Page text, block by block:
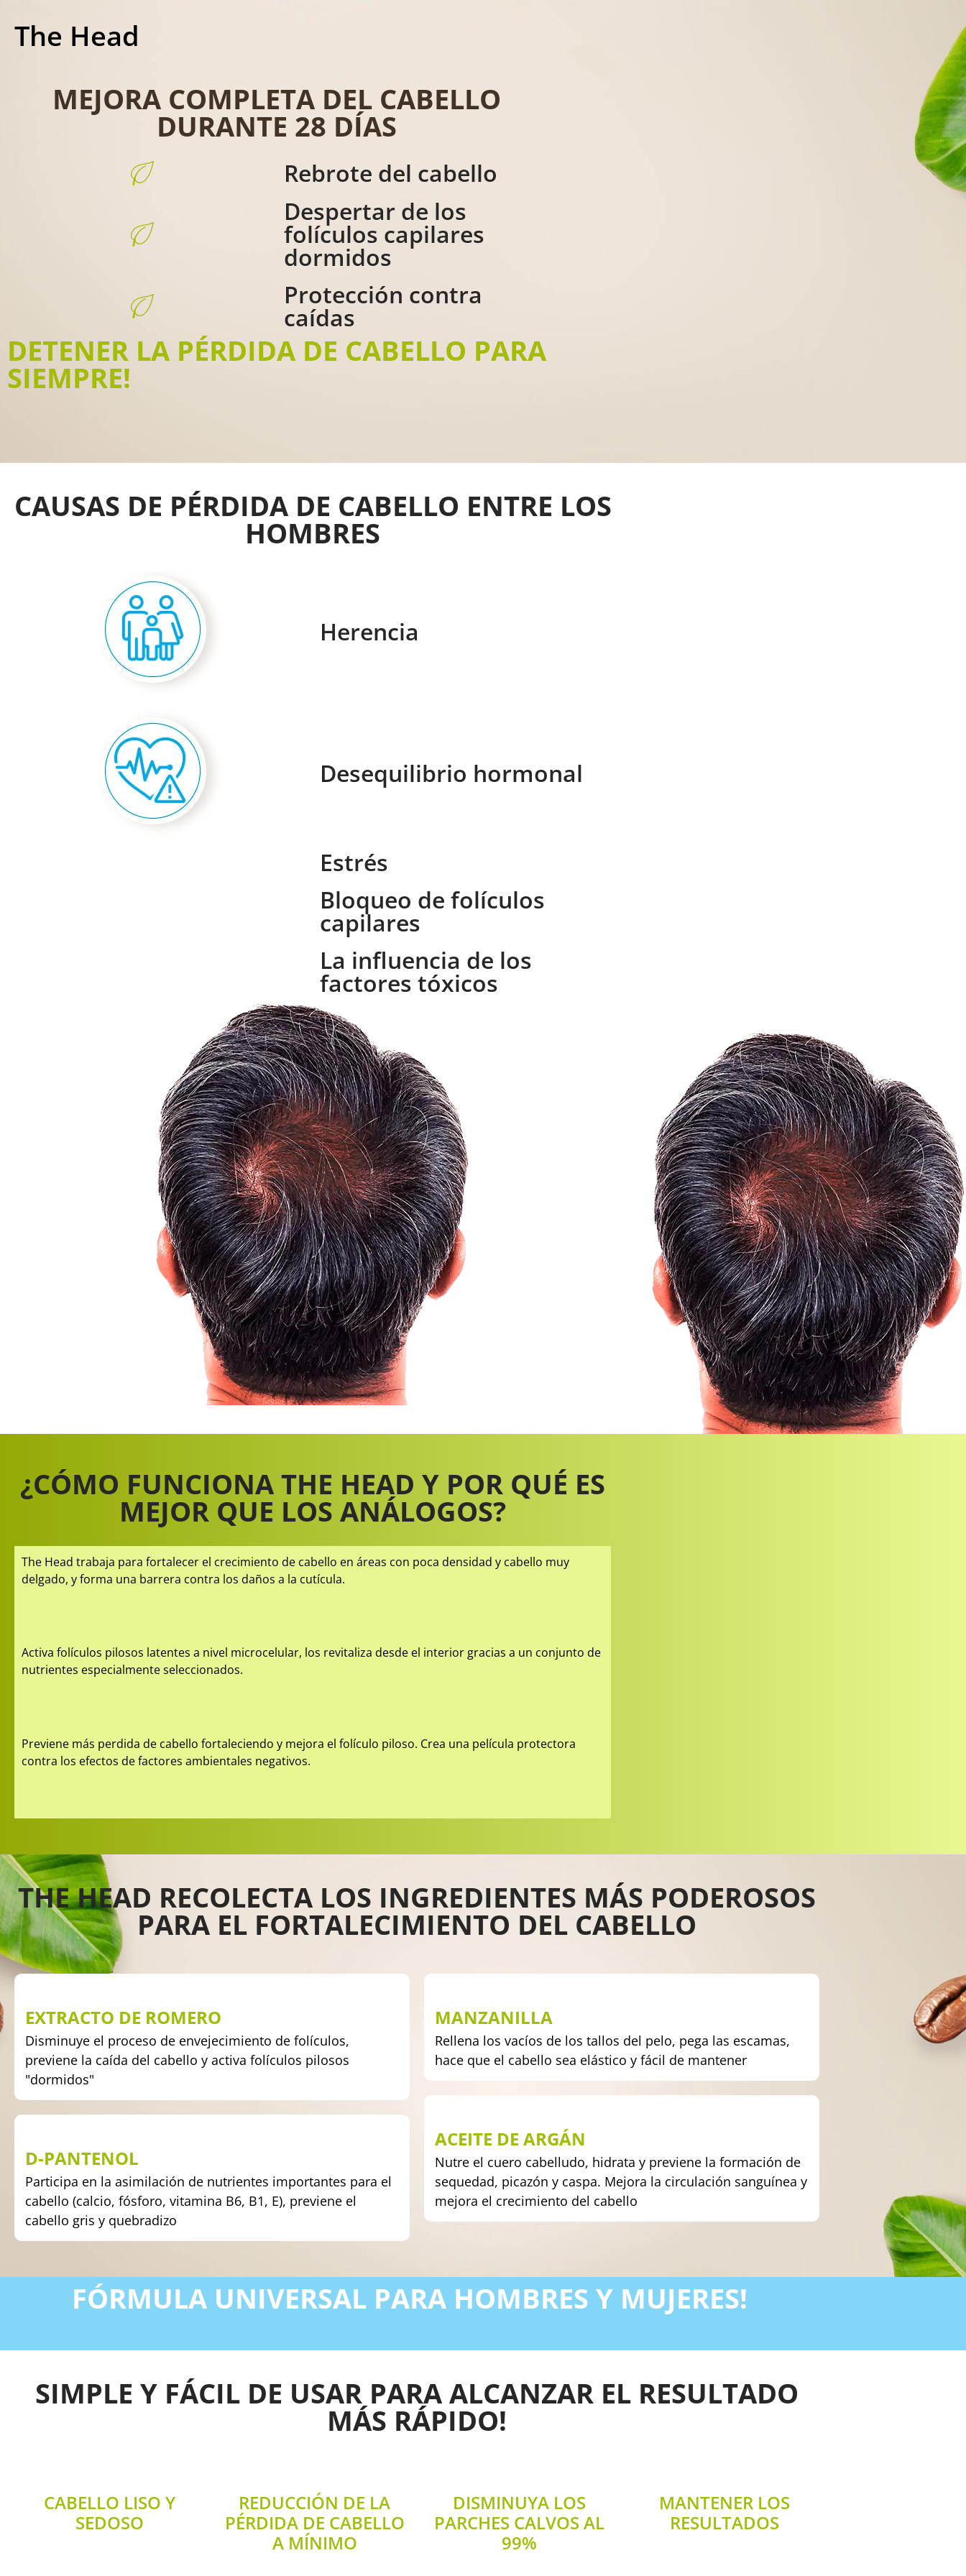
The Head
MEJORA COMPLETA DEL CABELLO
DURANTE 28 DÍAS
Rebrote del cabello
Despertar de los
folículos capilares
dormidos
Protección contra
caídas
DETENER LA PÉRDIDA DE CABELLO PARA
SIEMPRE!
CAUSAS DE PÉRDIDA DE CABELLO ENTRE LOS
HOMBRES
Herencia
Desequilibrio hormonal
Estrés
Bloqueo de folículos
capilares
La influencia de los
factores tóxicos
¿CÓMO FUNCIONA THE HEAD Y POR QUÉ ES
MEJOR QUE LOS ANÁLOGOS?
The Head trabaja para fortalecer el crecimiento de cabello en áreas con poca densidad y cabello muy
delgado, y forma una barrera contra los daños a la cutícula.
Activa folículos pilosos latentes a nivel microcelular, los revitaliza desde el interior gracias a un conjunto de
nutrientes especialmente seleccionados.
Previene más perdida de cabello fortaleciendo y mejora el folículo piloso. Crea una película protectora
contra los efectos de factores ambientales negativos.
THE HEAD RECOLECTA LOS INGREDIENTES MÁS PODEROSOS
PARA EL FORTALECIMIENTO DEL CABELLO
EXTRACTO DE ROMERO
Disminuye el proceso de envejecimiento de folículos,
previene la caída del cabello y activa folículos pilosos
"dormidos"
D-PANTENOL
Participa en la asimilación de nutrientes importantes para el
cabello (calcio, fósforo, vitamina B6, B1, E), previene el
cabello gris y quebradizo
MANZANILLA
Rellena los vacíos de los tallos del pelo, pega las escamas,
hace que el cabello sea elástico y fácil de mantener
ACEITE DE ARGÁN
Nutre el cuero cabelludo, hidrata y previene la formación de
sequedad, picazón y caspa. Mejora la circulación sanguínea y
mejora el crecimiento del cabello
FÓRMULA UNIVERSAL PARA HOMBRES Y MUJERES!
SIMPLE Y FÁCIL DE USAR PARA ALCANZAR EL RESULTADO
MÁS RÁPIDO!
CABELLO LISO Y
SEDOSO
REDUCCIÓN DE LA
PÉRDIDA DE CABELLO
A MÍNIMO
DISMINUYA LOS
PARCHES CALVOS AL
99%
MANTENER LOS
RESULTADOS